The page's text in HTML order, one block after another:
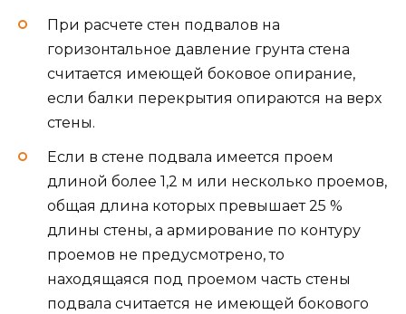
При расчете стен подвалов на
горизонтальное давление грунта стена
считается имеющей боковое опирание,
если балки перекрытия опираются на верх
стены.
Если в стене подвала имеется проем
длиной более 1,2 м или несколько проемов,
общая длина которых превышает 25 %
длины стены, а армирование по контуру
проемов не предусмотрено, то
находящаяся под проемом часть стены
подвала считается не имеющей бокового